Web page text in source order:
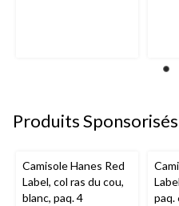
Produits Sponsorisés
Camisole Hanes Red
Label, col ras du cou,
blanc, paq. 4
paq.